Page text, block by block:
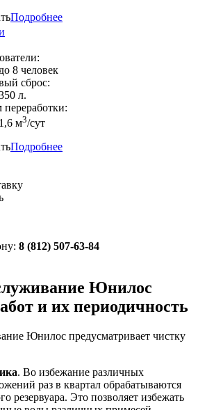
Подробнее
до 8 человек
сброс:
л.
1,6 м3/сут
Подробнее
8 (812) 507-63-84
Юнилос
и их периодичность
Юнилос предусматривает чистку
. Во избежание различных
раз в квартал обрабатываются
резервуара. Это позволяет избежать